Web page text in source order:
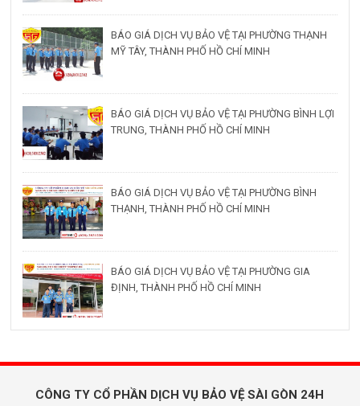
BÁO GIÁ DỊCH VỤ BẢO VỆ TẠI PHƯỜNG THẠNH
MỸ TÂY, THÀNH PHỐ HỒ CHÍ MINH
BÁO GIÁ DỊCH VỤ BẢO VỆ TẠI PHƯỜNG BÌNH LỢI
TRUNG, THÀNH PHỐ HỒ CHÍ MINH
BÁO GIÁ DỊCH VỤ BẢO VỆ TẠI PHƯỜNG BÌNH
THẠNH, THÀNH PHỐ HỒ CHÍ MINH
BÁO GIÁ DỊCH VỤ BẢO VỆ TẠI PHƯỜNG GIA
ĐỊNH, THÀNH PHỐ HỒ CHÍ MINH
CÔNG TY CỔ PHẦN DỊCH VỤ BẢO VỆ SÀI GÒN 24H